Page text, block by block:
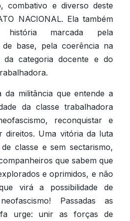
combativo e diverso deste
NACIONAL. Ela também
história marcada pela
base, pela coerência na
da categoria docente e do
da militância que entende a
da classe trabalhadora
reconquistar e
direitos. Uma vitória da luta
classe e sem sectarismo,
que sabem que
e oprimidos, e não
virá a possibilidade de
Passadas as
urge: unir as forças de